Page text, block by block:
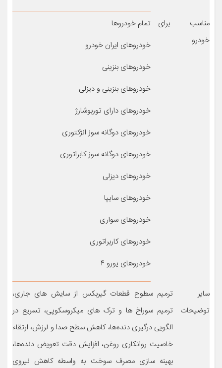
مناسب برای
خودرو
تمام خودروها
خودروهای ایران خودرو
خودروهای بنزینی
خودروهای بنزینی و دیزلی
خودروهای دارای توربوشارژ
خودروهای دوگانه سوز انژکتوری
خودروهای دوگانه سوز کابراتوری
خودروهای دیزلی
خودروهای سایپا
خودروهای سواری
خودروهای کاربراتوری
خودروهای یورو ۴
سایر
توضیحات
ترمیم سطوح قطعات گیربکس از سایش های جاری،
ترمیم سوراخ ها و ترک های میکروسکوپی، تسریع در
الگویی درگیری دنده‌ها، کاهش سطح صدا و لرزش، ارتقاء
خاصیت روانکاری روغن، افزایش دقت تعویض دنده‌ها،
بهینه سازی مصرف سوخت به واسطه کاهش نیروی